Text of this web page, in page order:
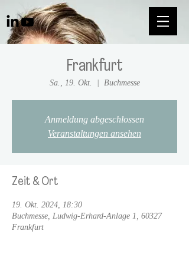
Frankfurt
Sa., 19. Okt. Buchmesse
Anmeldung abgeschlossen
Veranstaltungen ansehen
Zeit & Ort
19. Okt. 2024, 18:30
Buchmesse, Ludwig-Erhard-Anlage 1, 60327
Frankfurt